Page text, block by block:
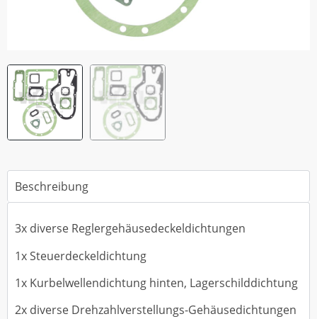
Beschreibung
3x diverse Reglergehäusedeckeldichtungen
1x Steuerdeckeldichtung
1x Kurbelwellendichtung hinten, Lagerschilddichtung
2x diverse Drehzahlverstellungs-Gehäusedichtungen